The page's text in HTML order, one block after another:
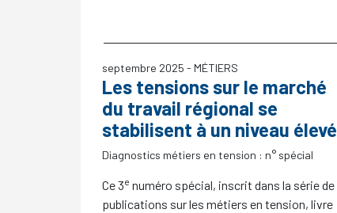
septembre 2025 - MÉTIERS
Les tensions sur le marché
du travail régional se
stabilisent à un niveau élevé
Diagnostics métiers en tension : n° spécial
Ce 3e numéro spécial, inscrit dans la série de
publications sur les métiers en tension, livre